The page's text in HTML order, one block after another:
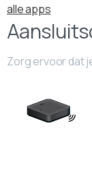
alle apps
Zorg ervoor dat